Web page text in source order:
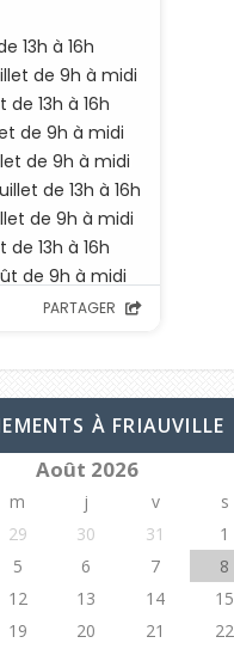
À FRIAUVILLE
Août 2026
m j v s
29 30 31 1
5 6 7 8
12 13 14 15
19 20 21 22